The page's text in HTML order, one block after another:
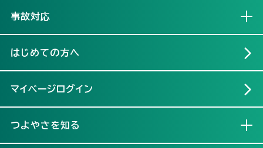
事故対応
はじめての方へ
マイページログイン
つよやさを知る